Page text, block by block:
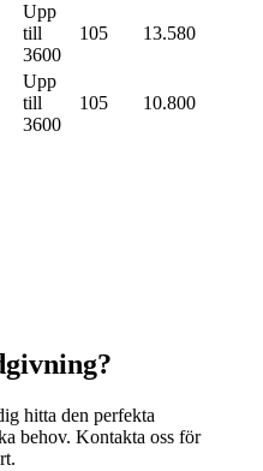
Upp
till
3600
105 13.580
Upp
till
3600
105 10.800
hitta den perfekta
behov. Kontakta oss för